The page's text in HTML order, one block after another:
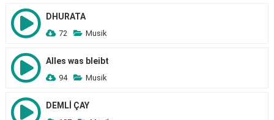
DHURATA
72 Musik
Alles was bleibt
94 Musik
DEMLİ ÇAY